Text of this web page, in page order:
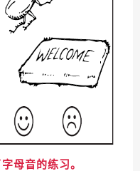
母音的练习。